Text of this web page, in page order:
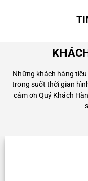
Những khách hàng
trong suốt thời gian
cám ơn Quý Khách